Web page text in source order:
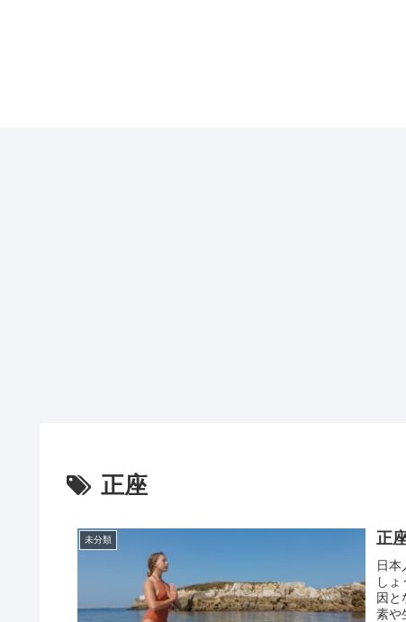
正座
未分類 正
日本
し
因と
素や